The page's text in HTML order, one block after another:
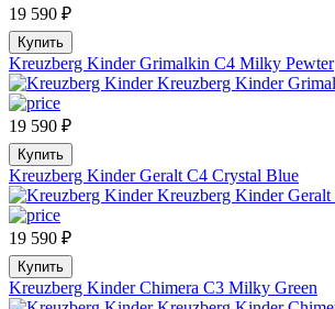
19 590 ₽
Купить
Kreuzberg Kinder Grimalkin C4 Milky Pewter
19 590 ₽
Купить
Kreuzberg Kinder Geralt C4 Crystal Blue
19 590 ₽
Купить
Kreuzberg Kinder Chimera C3 Milky Green